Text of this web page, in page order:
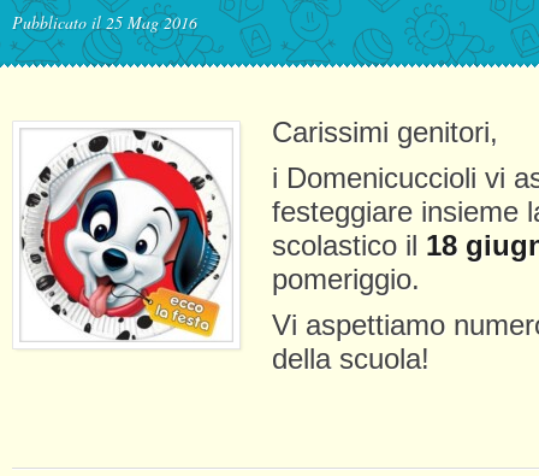
Pubblicato il 25 Mag 2016
Carissimi genitori,
i Domenicuccioli vi
festeggiare insieme
scolastico il 18
pomeriggio.
Vi aspettiamo
della scuola!